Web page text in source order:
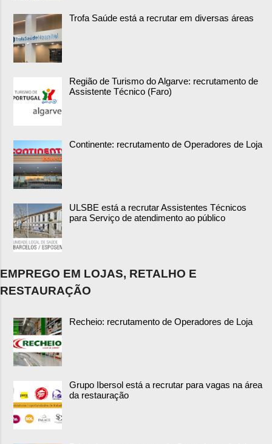
Trofa Saúde está a recrutar em diversas áreas
Região de Turismo do Algarve: recrutamento de
Assistente Técnico (Faro)
Continente: recrutamento de Operadores de Loja
ULSBE está a recrutar Assistentes Técnicos
para Serviço de atendimento ao público
EMPREGO EM LOJAS, RETALHO E
RESTAURAÇÃO
Recheio: recrutamento de Operadores de Loja
Grupo Ibersol está a recrutar para vagas na área
da restauração